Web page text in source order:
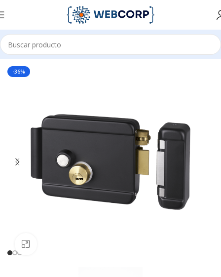
Inicio CONTROL DE ACCESO Y ASISTENCIA CERRADURAS
-36%